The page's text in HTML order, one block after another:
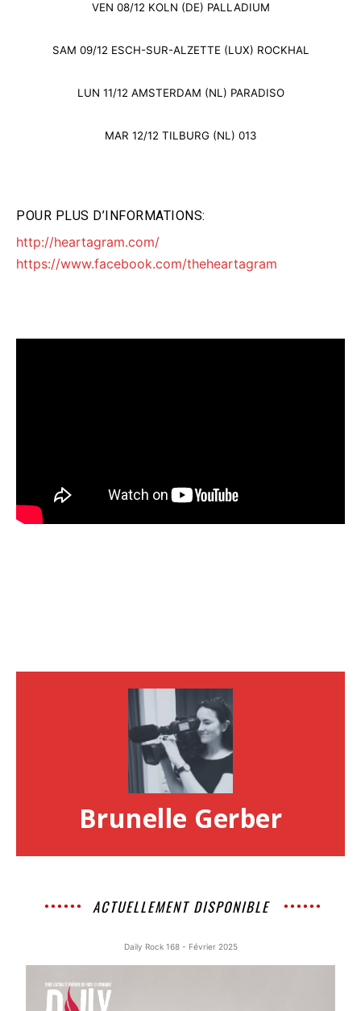
VEN 08/12 KOLN (DE) PALLADIUM
SAM 09/12 ESCH-SUR-ALZETTE (LUX) ROCKHAL
LUN 11/12 AMSTERDAM (NL) PARADISO
MAR 12/12 TILBURG (NL) 013
POUR PLUS D’INFORMATIONS:
http://heartagram.com/
https://www.facebook.com/theheartagram
Brunelle Gerber
ACTUELLEMENT DISPONIBLE
Daily Rock 168 - Février 2025